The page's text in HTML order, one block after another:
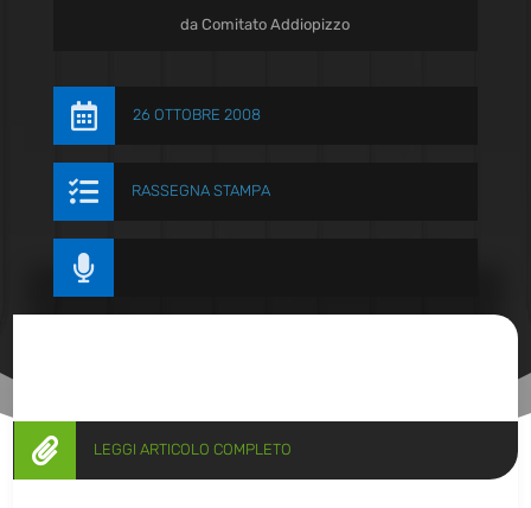
daComitato Addiopizzo
 26 OTTOBRE 2008
 RASSEGNA STAMPA

 LEGGI ARTICOLO COMPLETO